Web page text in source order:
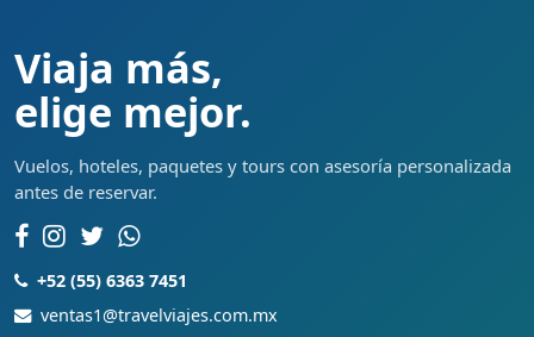
Viaja más,
elige mejor.
Vuelos, hoteles, paquetes y tours con asesoría personalizada
antes de reservar.
+52 (55) 6363 7451
ventas1@travelviajes.com.mx